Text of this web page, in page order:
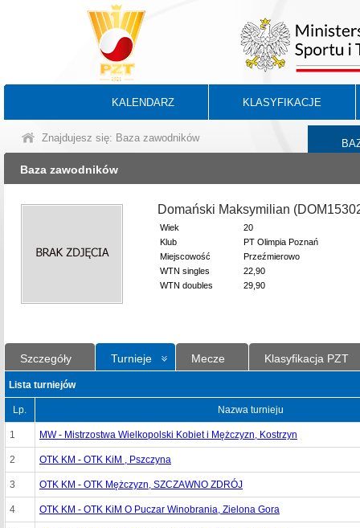
KALENDARZ KLASYFIKACJE
Znajdujesz się: Baza zawodników
Baza zawodników
Domański Maksymilian
Wiek
20
Klub
PT Olimpia Poznań
Miejscowość
Przeźmierowo
WTN singles
22,90
WTN doubles
29,90
Szczegóły Turnieje Mecze Klasyfikacja PZT
Lista turniejów
Lp. Nazwa turnieju
1 MW - Mistrzostwa Wielkopolski Kobiet i Mężczyzn, Kostrzyn
2 OTK KM - OTK KiM , Pszczyna
3 OTK KM - OTK Mężczyzn, SZCZAWNO ZDRÓJ
4 OTK KM - OTK KiM O Puczar Winobrania, Zielona Gora